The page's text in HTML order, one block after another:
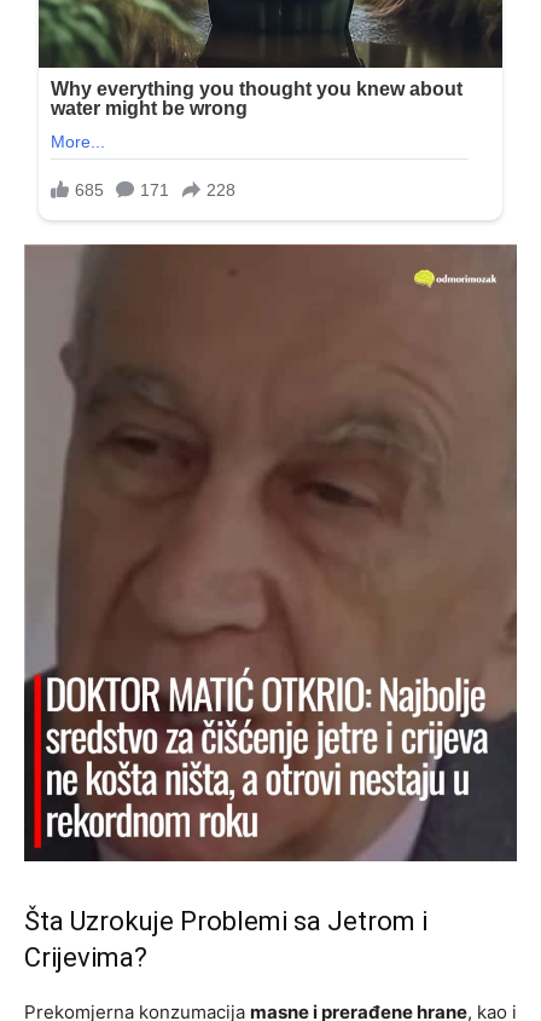
Šta Uzrokuje Problemi sa Jetrom i
Crijevima?
Prekomjerna konzumacija masne i prerađene hrane, kao i